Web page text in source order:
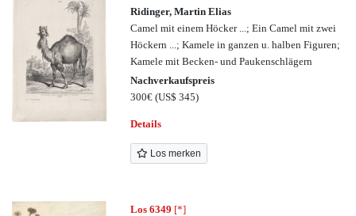
Ridinger, Martin Elias
Camel mit einem Höcker ...; Ein Camel mit zwei
Höckern ...; Kamele in ganzen u. halben Figuren;
Kamele mit Becken- und Paukenschlägern
Nachverkaufspreis
300€(US$ 345)
Details
Los merken
Los 6349 [*]